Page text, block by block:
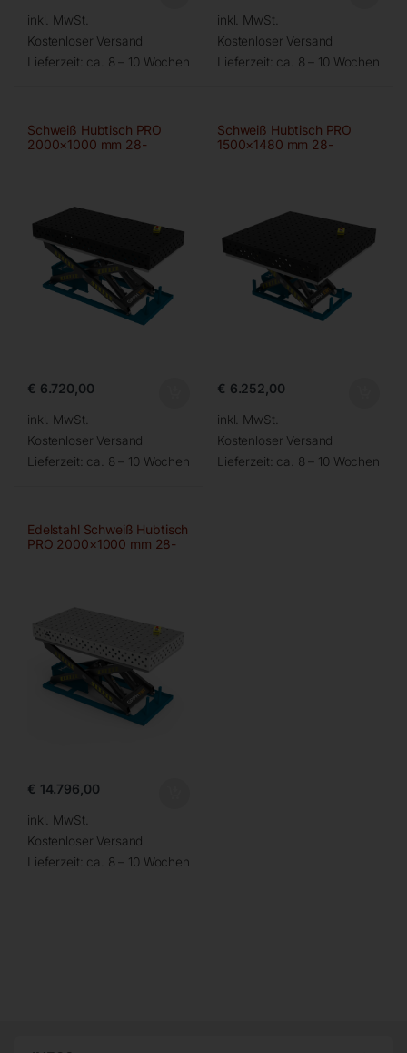
inkl. MwSt.
Kostenloser Versand
Lieferzeit: ca. 8 – 10 Wochen
inkl. MwSt.
Kostenloser Versand
Lieferzeit: ca. 8 – 10 Wochen
Schweiß Hubtisch PRO
2000×1000 mm 28-
€ 6.720,00
inkl. MwSt.
Kostenloser Versand
Lieferzeit: ca. 8 – 10 Wochen
Schweiß Hubtisch PRO
1500×1480 mm 28-
€ 6.252,00
inkl. MwSt.
Kostenloser Versand
Lieferzeit: ca. 8 – 10 Wochen
Edelstahl Schweiß Hubtisch
PRO 2000×1000 mm 28-
€ 14.796,00
inkl. MwSt.
Kostenloser Versand
Lieferzeit: ca. 8 – 10 Wochen